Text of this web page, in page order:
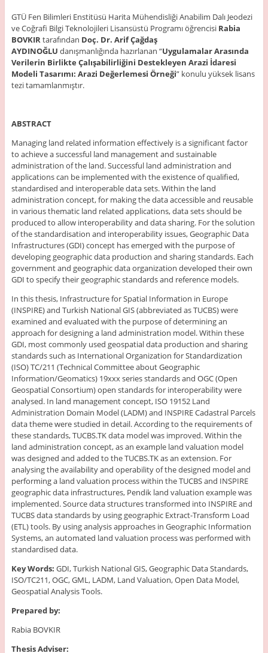
GTÜ Fen Bilimleri Enstitüsü Harita Mühendisliği Anabilim Dalı Jeodezi
ve Coğrafi Bilgi Teknolojileri Lisansüstü Programı öğrencisi Rabia
BOVKIRtarafından Doç. Dr. Arif Çağdaş
AYDINOĞLU danışmanlığında hazırlanan “Uygulamalar Arasında
Verilerin Birlikte Çalışabilirliğini Destekleyen Arazi İdaresi
Modeli Tasarımı: Arazi Değerlemesi Örneği” konulu yüksek lisans
tezi tamamlanmıştır.
ABSTRACT
Managing land related information effectively is a significant factor
to achieve a successful land management and sustainable
administration of the land. Successful land administration and
applications can be implemented with the existence of qualified,
standardised and interoperable data sets. Within the land
administration concept, for making the data accessible and reusable
in various thematic land related applications, data sets should be
produced to allow interoperability and data sharing. For the solution
of the standardisation and interoperability issues, Geographic Data
Infrastructures (GDI) concept has emerged with the purpose of
developing geographic data production and sharing standards. Each
government and geographic data organization developed their own
GDI to specify their geographic standards and reference models.
In this thesis, Infrastructure for Spatial Information in Europe
(INSPIRE) and Turkish National GIS (abbreviated as TUCBS) were
examined and evaluated with the purpose of determining an
approach for designing a land administration model. Within these
GDI, most commonly used geospatial data production and sharing
standards such as International Organization for Standardization
(ISO) TC/211 (Technical Committee about Geographic
Information/Geomatics) 19xxx series standards and OGC (Open
Geospatial Consortium) open standards for interoperability were
analysed. In land management concept, ISO 19152 Land
Administration Domain Model (LADM) and INSPIRE Cadastral Parcels
data theme were studied in detail. According to the requirements of
these standards, TUCBS.TK data model was improved. Within the
land administration concept, as an example land valuation model
was designed and added to the TUCBS.TK as an extension. For
analysing the availability and operability of the designed model and
performing a land valuation process within the TUCBS and INSPIRE
geographic data infrastructures, Pendik land valuation example was
implemented. Source data structures transformed into INSPIRE and
TUCBS data standards by using geographic Extract-Transform Load
(ETL) tools. By using analysis approaches in Geographic Information
Systems, an automated land valuation process was performed with
standardised data.
Key Words: GDI, Turkish National GIS, Geographic Data Standards,
ISO/TC211, OGC, GML, LADM, Land Valuation, Open Data Model,
Geospatial Analysis Tools.
Prepared by:
Rabia BOVKIR
Thesis Adviser: